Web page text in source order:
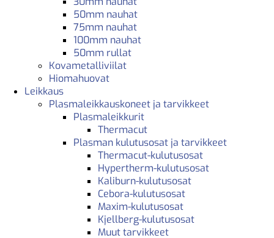
50mm nauhat
75mm nauhat
100mm nauhat
50mm rullat
Kovametalliviilat
Hiomahuovat
Leikkaus
Plasmaleikkauskoneet ja tarvikkeet
Plasmaleikkurit
Thermacut
Plasman kulutusosat ja tarvikkeet
Thermacut-kulutusosat
Hypertherm-kulutusosat
Kaliburn-kulutusosat
Cebora-kulutusosat
Maxim-kulutusosat
Kjellberg-kulutusosat
Muut tarvikkeet